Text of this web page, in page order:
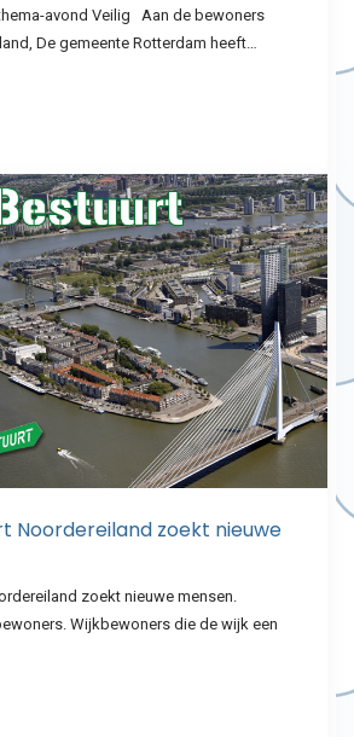
avond Veilig Aan de bewoners
De gemeente Rotterdam heeft…
Noordereiland zoekt nieuwe
zoekt nieuwe mensen.
Wijkbewoners die de wijk een